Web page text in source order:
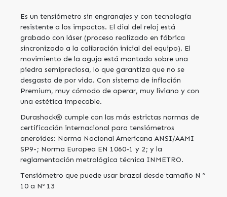
Es un tensiómetro sin engranajes y con tecnología
resistente a los impactos. El dial del reloj está
grabado con láser (proceso realizado en fábrica
sincronizado a la calibración inicial del equipo). El
movimiento de la aguja está montado sobre una
piedra semipreciosa, lo que garantiza que no se
desgasta de por vida. Con sistema de inflación
Premium, muy cómodo de operar, muy liviano y con
una estética impecable.
Durashock® cumple con las más estrictas normas de
certificación internacional para tensiómetros
aneroides: Norma Nacional Americana ANSI/AAMI
SP9-; Norma Europea EN 1060-1 y 2; y la
reglamentación metrológica técnica INMETRO.
Tensiómetro que puede usar brazal desde tamaño N º
10 a Nº 13